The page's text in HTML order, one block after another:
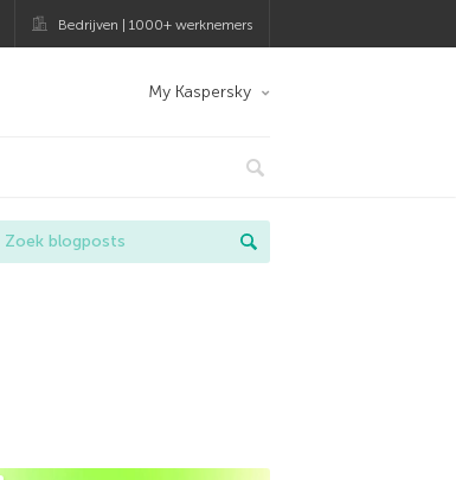
Bedrijven | 1000+ werknemers
My Kaspersky